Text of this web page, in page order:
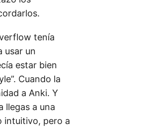
tenía
usar un
estar bien
Cuando la
a Anki. Y
llegas a una
intuitivo, pero a